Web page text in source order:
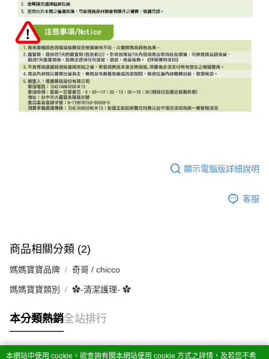
顯示電腦版詳細說明
客服
商品相關分類 (2)
媽媽寶寶品牌 奇哥 / chicco
媽媽寶寶類別 ✿-清潔護理- ✿
本分類熱銷全站排行
本網站中使用 cookie，欲查詢有關本網站使用 cookie 方式之詳情，及若您不希